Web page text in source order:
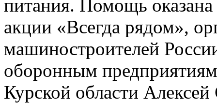
питания. Помощь оказана
акции «Всегда рядом»,
машиностроителей
оборонным
Курской области